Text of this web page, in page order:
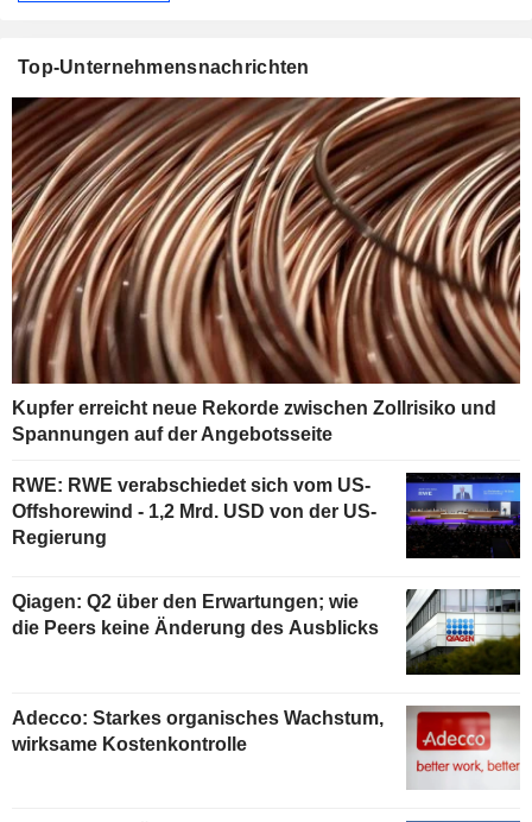
Top-Unternehmensnachrichten
Kupfer erreicht neue Rekorde zwischen Zollrisiko und
Spannungen auf der Angebotsseite
RWE: RWE verabschiedet sich vom US-
Offshorewind - 1,2 Mrd. USD von der US-
Regierung
Qiagen: Q2 über den Erwartungen; wie
die Peers keine Änderung des Ausblicks
Adecco: Starkes organisches Wachstum,
wirksame Kostenkontrolle